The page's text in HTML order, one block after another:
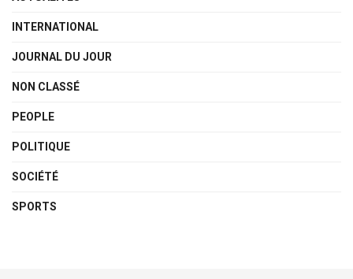
INTERNATIONAL
JOURNAL DU JOUR
NON CLASSÉ
PEOPLE
POLITIQUE
SOCIÉTÉ
SPORTS